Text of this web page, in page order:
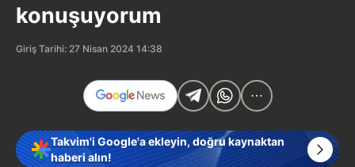
konuşuyorum
Giriş Tarihi: 27 Nisan 2024 14:38
Takvim'i Google'a ekleyin, doğru kaynaktan
haberi alın!